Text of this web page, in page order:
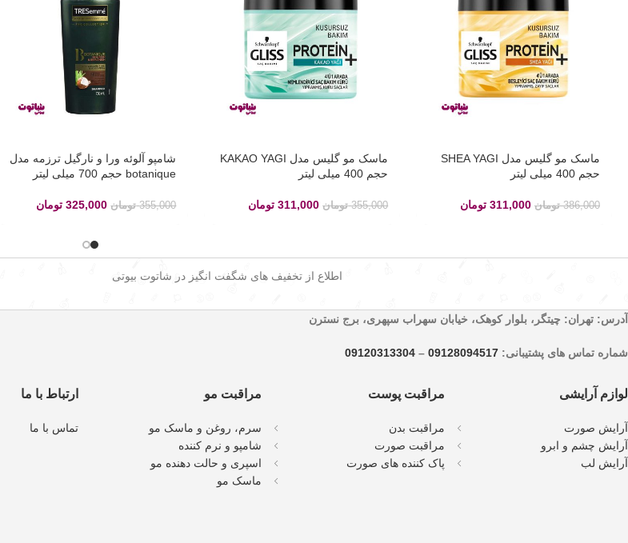
ماسک مو گلیس مدل SHEA YAGI
حجم 400 میلی لیتر
386,000 تومان 311,000 تومان
ماسک مو گلیس مدل KAKAO YAGI
حجم 400 میلی لیتر
355,000 تومان 311,000 تومان
شامپو آلوئه ورا و نارگیل ترزمه مدل
botanique حجم 700 میلی لیتر
355,000 تومان 325,000 تومان
اطلاع از تخفیف های شگفت انگیز در شاتوت بیوتی
آدرس: تهران: چیتگر، بلوار کوهک، خیابان سهراب سپهری، برج نسترن
شماره تماس های پشتیبانی: 09128094517
–
09120313304
لوازم آرایشی
آرایش صورت
آرایش چشم و ابرو
آرایش لب
مراقبت پوست
مراقبت بدن
مراقبت صورت
پاک کننده های صورت
مراقبت مو
سرم، روغن و ماسک مو
شامپو و نرم کننده
اسپری و حالت دهنده مو
ماسک مو
ارتباط با ما
تماس با ما